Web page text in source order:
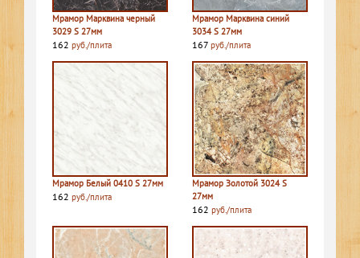
Мрамор Марквина черный
3029 S 27мм
162 руб./плита
Мрамор Марквина синий
3034 S 27мм
167 руб./плита
Мрамор Белый 0410 S 27мм
162 руб./плита
Мрамор Золотой 3024 S
27мм
162 руб./плита